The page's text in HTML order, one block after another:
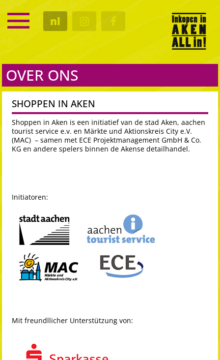
nl
SERVICE
KALENDER
CULTUUR
GASTRO
OVER ONS
SHOPPEN IN AKEN
Shoppen in Aken is een initiatief van de stad Aken, aachen
tourist service e.v. en Märkte und Aktionskreis City e.V.
(MAC) – samen met ECE Projektmanagement GmbH & Co.
KG en andere spelers binnen de Akense detailhandel.
Initiatoren:
Mit freundllicher Unterstützung von: